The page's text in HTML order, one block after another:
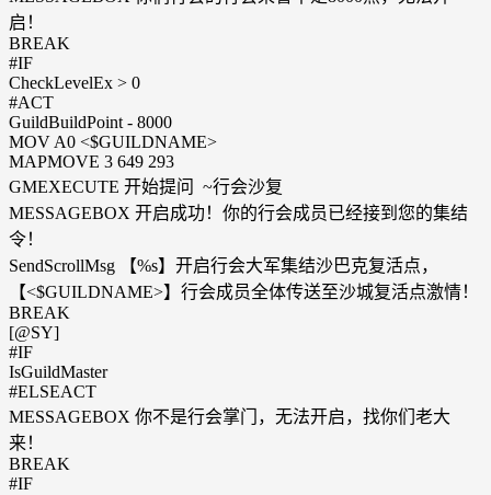
启！
BREAK
#IF
CheckLevelEx > 0
#ACT
GuildBuildPoint - 8000
MOV A0 <$GUILDNAME>
MAPMOVE 3 649 293
GMEXECUTE 开始提问 ~行会沙复
MESSAGEBOX 开启成功！你的行会成员已经接到您的集结
令！
SendScrollMsg 【%s】开启行会大军集结沙巴克复活点，
【<$GUILDNAME>】行会成员全体传送至沙城复活点激情！
BREAK
[@SY]
#IF
IsGuildMaster
#ELSEACT
MESSAGEBOX 你不是行会掌门，无法开启，找你们老大
来！
BREAK
#IF